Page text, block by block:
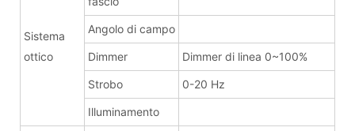
Sistema
ottico
Angolo di campo
Dimmer Dimmer di linea 0~100%
Strobo 0-20 Hz
Illuminamento